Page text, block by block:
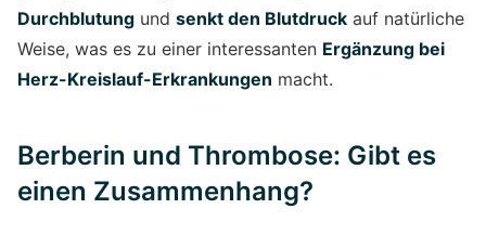
Durchblutung und senkt den Blutdruck auf natürliche
Weise, was es zu einer interessanten Ergänzung bei
Herz-Kreislauf-Erkrankungen macht.
Berberin und Thrombose: Gibt es
einen Zusammenhang?